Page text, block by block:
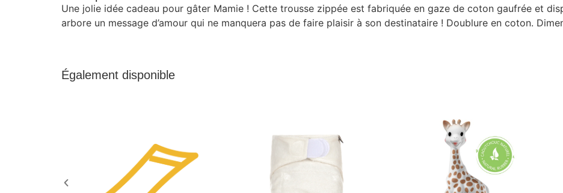
Une jolie idée cadeau pour gâter Mamie ! Cette trousse zippée est fabriquée en gaze de coton gaufrée et
arbore un message d’amour qui ne manquera pas de faire plaisir à son destinataire ! Doublure en coton.
Également disponible